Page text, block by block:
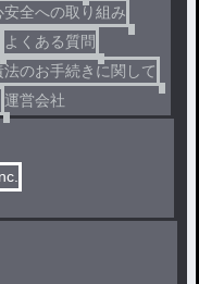
安全への取り組み
よくある質問
法のお手続きに関して
運営会社